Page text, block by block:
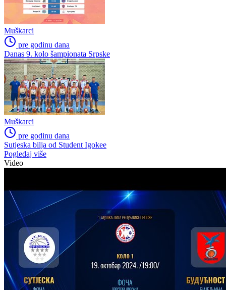
Muškarci
pre godinu dana
Danas 9. kolo šampionata Srpske
Muškarci
pre godinu dana
Sutjeska bilja od Student Igokee
Pogledaj više
Video